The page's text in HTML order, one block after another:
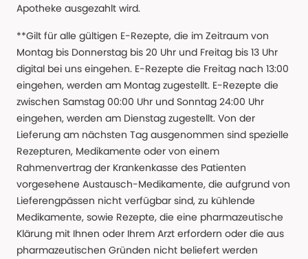
Apotheke ausgezahlt wird.
**Gilt für alle gültigen E-Rezepte, die im Zeitraum von
Montag bis Donnerstag bis 20 Uhr und Freitag bis 13 Uhr
digital bei uns eingehen. E-Rezepte die Freitag nach 13:00
eingehen, werden am Montag zugestellt. E-Rezepte die
zwischen Samstag 00:00 Uhr und Sonntag 24:00 Uhr
eingehen, werden am Dienstag zugestellt. Von der
Lieferung am nächsten Tag ausgenommen sind spezielle
Rezepturen, Medikamente oder von einem
Rahmenvertrag der Krankenkasse des Patienten
vorgesehene Austausch-Medikamente, die aufgrund von
Lieferengpässen nicht verfügbar sind, zu kühlende
Medikamente, sowie Rezepte, die eine pharmazeutische
Klärung mit Ihnen oder Ihrem Arzt erfordern oder die aus
pharmazeutischen Gründen nicht beliefert werden